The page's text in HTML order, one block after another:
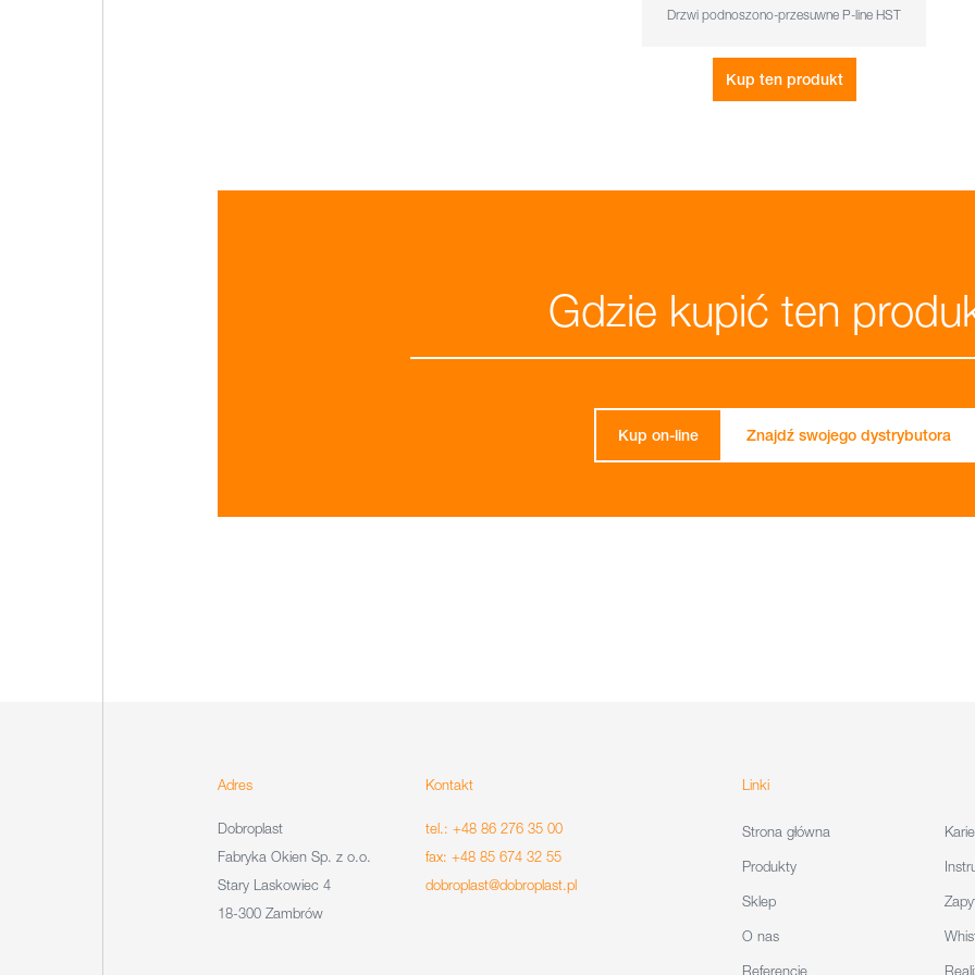
Drzwi podnoszono-przesuwne P-line HST
Kup ten produkt
Gdzie kupić ten
Kup on-line Znajdź swojego dystrybutora
Adres
Dobroplast
Fabryka Okien Sp. z o.o.
Stary Laskowiec 4
18-300 Zambrów
Kontakt
tel.: +48 86 276 35 00
fax: +48 85 674 32 55
dobroplast@dobroplast.pl
Linki
Strona główna
Produkty
Sklep
O nas
Referencje